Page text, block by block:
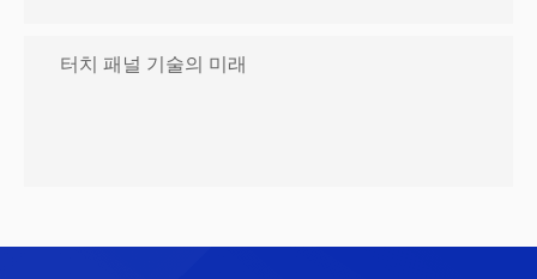
터치 패널 기술의 미래